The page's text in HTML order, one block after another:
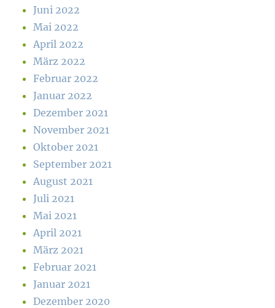
Juni 2022
Mai 2022
April 2022
März 2022
Februar 2022
Januar 2022
Dezember 2021
November 2021
Oktober 2021
September 2021
August 2021
Juli 2021
Mai 2021
April 2021
März 2021
Februar 2021
Januar 2021
Dezember 2020